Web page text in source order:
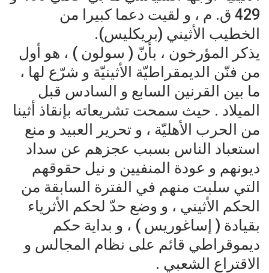
429 ق. م ، و لقيت دعما كبيرا من
الخطيب الأثيني (بريكليس).
يذكر المؤرخون ، بأنّ ( سولون ) ، هو أول
من فنّن الديمقراطيّة الأثينيّة و شرّع لها ،
ما بين القرنين السابع و السادس قبل
الميلاد . حيث سمحت تشريعاته بإنقاذ أثينا
من الحرب الأهليّة ، و تحرير العبيد و منع
استعباد الناس بسبب عجزهم عن سداد
ديونهم و عودة المنفيين و نيل حقوقهم
التي سلبت منهم في الفترة السابقة من
الحكم الأثيني ، و وضع حدّ لحكم الأثرياء
بقيادة ( إساغوريس ) ، و بداية حكم
ديموقراطي قائم على نظام المجالس و
الاقتراع الشعبي .